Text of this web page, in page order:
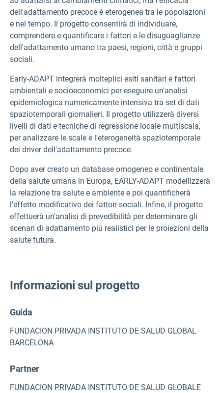
dell'adattamento precoce è eterogenea tra le popolazioni
e nel tempo. Il progetto consentirà di individuare,
comprendere e quantificare i fattori e le disuguaglianze
dell'adattamento umano tra paesi, regioni, città e gruppi
sociali.
Early-ADAPT integrerà molteplici esiti sanitari e fattori
ambientali e socioeconomici per eseguire un'analisi
epidemiologica numericamente intensiva tra set di dati
spaziotemporali giornalieri. Il progetto utilizzerà diversi
livelli di dati e tecniche di regressione locale multiscala,
per analizzare le scale e l'eterogeneità spaziotemporale
dei driver dell'adattamento precoce.
Dopo aver creato un database omogeneo e continentale
della salute umana in Europa, EARLY-ADAPT modellizzerà
la relazione tra salute e ambiente e poi quantificherà
l'effetto modificativo dei fattori sociali. Infine, il progetto
effettuerà un'analisi di prevedibilità per determinare gli
scenari di adattamento più realistici per le proiezioni della
salute futura.
Informazioni sul progetto
Guida
FUNDACION PRIVADA INSTITUTO DE SALUD GLOBAL
BARCELONA
Partner
FUNDACION PRIVADA INSTITUTO DE SALUD GLOBALE